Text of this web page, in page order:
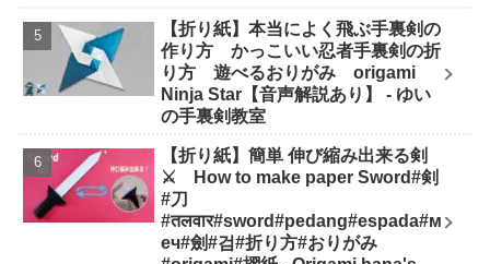
【折り紙】本当によく飛ぶ手裏剣の
作り方 かっこいい忍者手裏剣の折
り方 遊べるおりがみ origami
Ninja Star【音声解説あり】 - ゆい
の手裏剣教室
【折り紙】簡単 伸び縮み出来る剣
⚔ How to make paper Sword#剣
#刀
#तलवार#sword#pedang#espada#м
еч#劍#검#折り方#おりがみ